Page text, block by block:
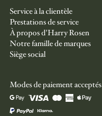
Service à la clientèle
Prestations de service
À propos d'Harry Rosen
Notre famille de marques
Siège social
Modes de paiement acceptés